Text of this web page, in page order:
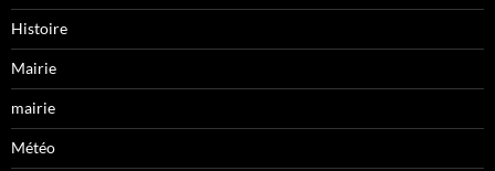
Histoire
Mairie
mairie
Météo